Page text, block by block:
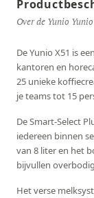
Over de Yunio
De Yunio X51 is
kantoren en
25 unieke
je teams tot 15
De Smart-Select
iedereen binnen
van 8 liter en het
bijvullen
Het verse